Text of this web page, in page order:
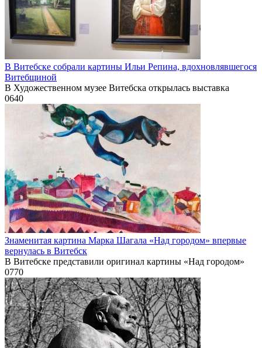
В Витебске собрали картины Ильи Репина, вдохновлявшегося
Витебщиной
В Художественном музее Витебска открылась выставка
0640
Знаменитая картина Марка Шагала «Над городом» впервые
вернулась в Витебск
В Витебске представили оригинал картины «Над городом»
0770